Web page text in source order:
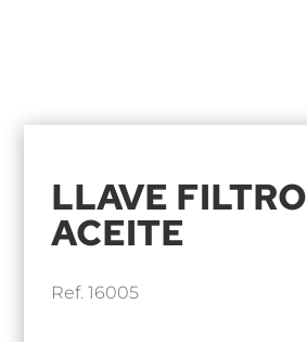
LLAVE FILTRO
ACEITE
Ref. 16005